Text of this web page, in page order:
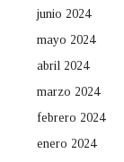
junio 2024
mayo 2024
abril 2024
marzo 2024
febrero 2024
enero 2024